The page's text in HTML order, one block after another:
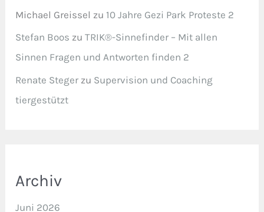
Michael Greissel zu 10 Jahre Gezi Park Proteste 2
Stefan Boos zuTRIK®-Sinnefinder – Mit allen
Sinnen Fragen und Antworten finden 2
Renate Steger zu Supervision und Coaching
tiergestützt
Archiv
Juni 2026